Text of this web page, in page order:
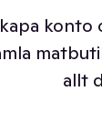
konto
allt